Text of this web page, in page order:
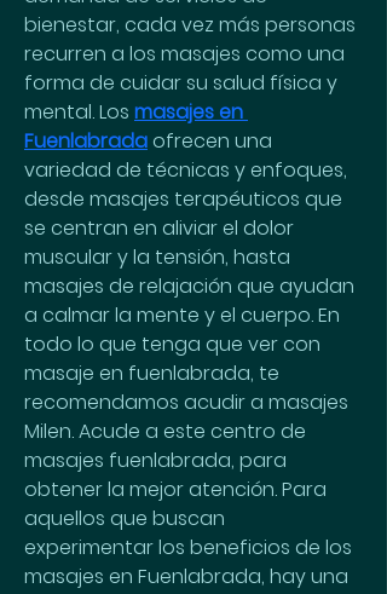
bienestar, cada vez más personas
recurren a los masajes como una
forma de cuidar su salud física y
mental. Los masajes en
Fuenlabrada ofrecen una
variedad de técnicas y enfoques,
desde masajes terapéuticos que
se centran en aliviar el dolor
muscular y la tensión, hasta
masajes de relajación que ayudan
a calmar la mente y el cuerpo. En
todo lo que tenga que ver con
masaje en fuenlabrada, te
recomendamos acudir a masajes
Milen. Acude a este centro de
masajes fuenlabrada, para
obtener la mejor atención. Para
aquellos que buscan
experimentar los beneficios de los
masajes en Fuenlabrada, hay una